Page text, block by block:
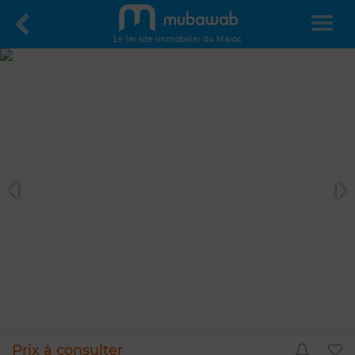
Le 1er site immobilier du Maroc
Prix à consulter